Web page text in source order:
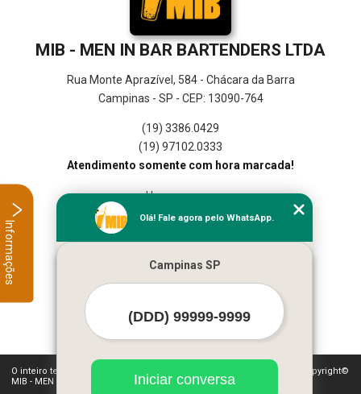
MIB - MEN IN BAR BARTENDERS LTDA
Rua Monte Aprazível, 584 - Chácara da Barra
Campinas - SP - CEP: 13090-764
(19) 3386.0429
(19) 97102.0333
Atendimento somente com hora marcada!
Home
Empresa
Contato
O inteiro teor deste site está sujeito à proteção de direitos autorais. Copyright©
MIB - MEN IN BAR BARTENDERS LTDA (Lei 9610 de 19/02/1998)
Olá! Fale agora pelo WhatsApp.
Campinas SP
Iniciar conversa
Informações